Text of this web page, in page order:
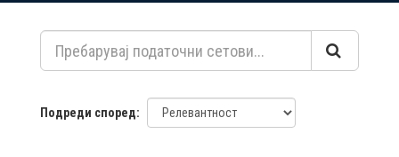
содржина
Подреди според